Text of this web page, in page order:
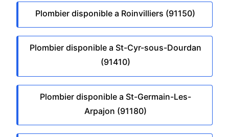
Plombier disponible a Roinvilliers (91150)
Plombier disponible a St-Cyr-sous-Dourdan
(91410)
Plombier disponible a St-Germain-Les-
Arpajon (91180)